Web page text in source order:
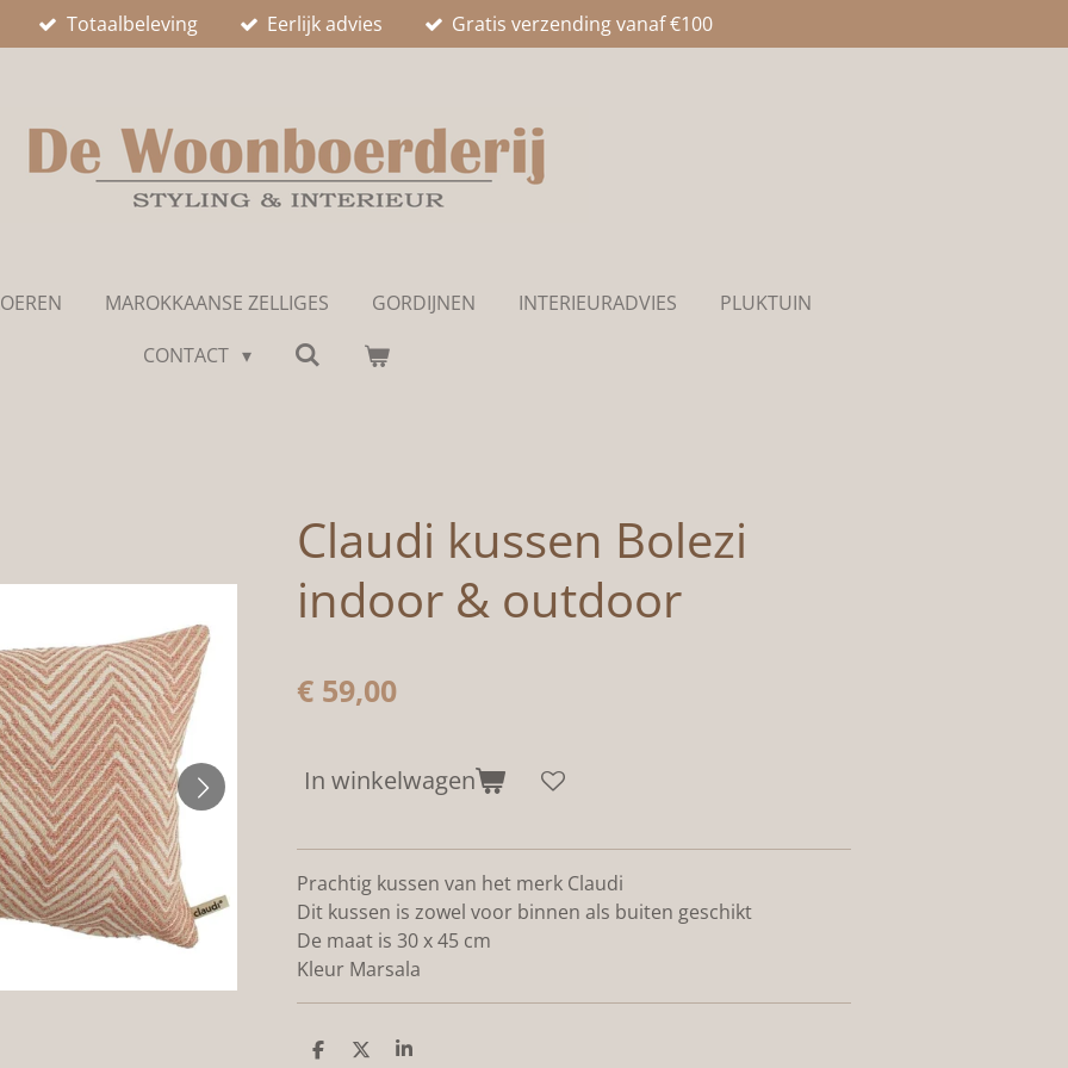
Totaalbeleving Eerlijk advies Gratis verzending vanaf €100
MAROKKAANSE ZELLIGES GORDIJNEN INTERIEURADVIES
PLUKTUIN
CONTACT
Claudi kussen Bolezi
indoor & outdoor
€ 59,00
In winkelwagen
Prachtig kussen van het merk Claudi
Dit kussen is zowel voor binnen als buiten geschikt
De maat is 30 x 45 cm
Kleur Marsala
D
D
S